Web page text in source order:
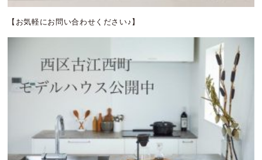
【お気軽にお問い合わせください♪】